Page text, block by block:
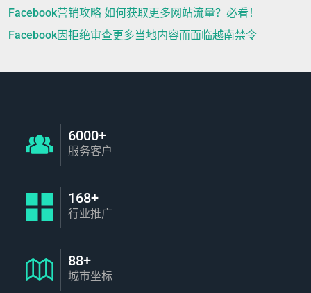
Facebook营销攻略 如何获取更多网站流量？必看！
Facebook因拒绝审查更多当地内容而面临越南禁令
6000+
服务客户
168+
行业推广
88+
城市坐标